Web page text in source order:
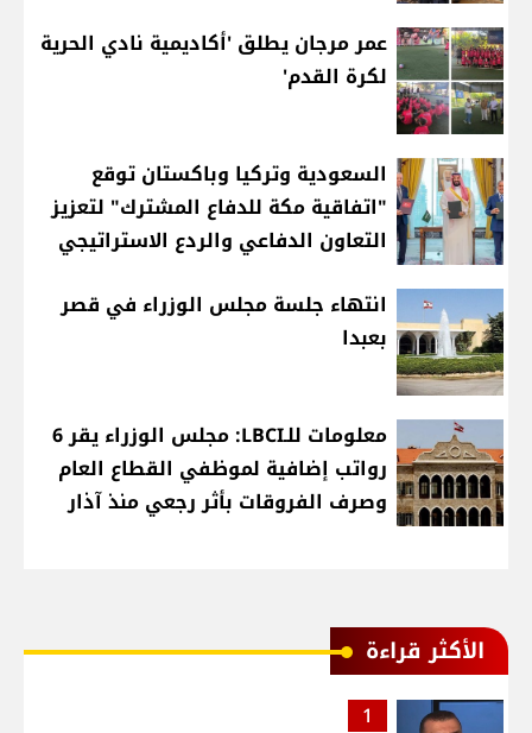
عمر مرجان يطلق 'أكاديمية نادي الحرية
لكرة القدم'
السعودية وتركيا وباكستان توقع
"اتفاقية مكة للدفاع المشترك" لتعزيز
التعاون الدفاعي والردع الاستراتيجي
انتهاء جلسة مجلس الوزراء في قصر
بعبدا
معلومات للـLBCI: مجلس الوزراء يقر 6
رواتب إضافية لموظفي القطاع العام
وصرف الفروقات بأثر رجعي منذ آذار
الأكثر قراءة
1